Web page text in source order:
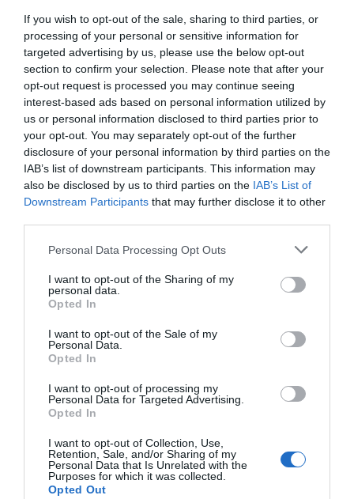
If you wish to opt-out of the sale, sharing to third parties, or
processing of your personal or sensitive information for
targeted advertising by us, please use the below opt-out
section to confirm your selection. Please note that after your
opt-out request is processed you may continue seeing
interest-based ads based on personal information utilized by
us or personal information disclosed to third parties prior to
your opt-out. You may separately opt-out of the further
disclosure of your personal information by third parties on the
IAB’s list of downstream participants. This information may
also be disclosed by us to third parties on the IAB’s List of
Downstream Participants that may further disclose it to other
Personal Data Processing Opt Outs
I want to opt-out of the Sharing of my
personal data.
Opted In
I want to opt-out of the Sale of my
Personal Data.
Opted In
I want to opt-out of processing my
Personal Data for Targeted Advertising.
Opted In
I want to opt-out of Collection, Use,
Retention, Sale, and/or Sharing of my
Personal Data that Is Unrelated with the
Purposes for which it was collected.
Opted Out
més poblada de Croàcia.
Croàcia compta amb 24
aeroports, més de 2.500
quilòmetres de xarxa
ferroviària i gairebé 27.000
de carretera
La localitat es va construir entorn de la residència
d’estiu de l’emperador romà Dioclecià, nascut
ciutat i va decidir establir-s’hi permanentment
fins al final de la seva vida. Ell va demanar
construir la torre més alta de Split, el
Mausoleu
Dioclecià, i el seu palau, actualment concorregut
ciutats emmurallades, els habitants van
començar a construir els seus habitatges on
podien, dins de la muralla, fet que va donar lloc a
una ciutat amb uns carrers especialment estrets
alhora que atractius per als visitants de la ciutat